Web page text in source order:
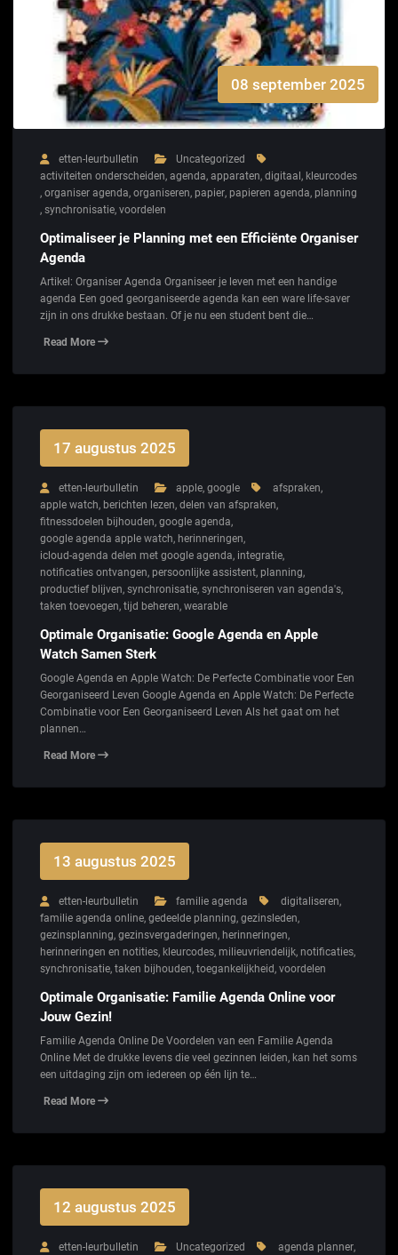
08 september 2025
etten-leurbulletin
Uncategorized
activiteiten onderscheiden, agenda, apparaten, digitaal , kleurcodes
, organiser agenda, organiseren, papier, papieren agenda, planning
, synchronisatie, voordelen
Optimaliseer je Planning met een Efficiënte Organiser
Agenda
Artikel: Organiser Agenda Organiseer je leven met een handige
agenda Een goed georganiseerde agenda kan een ware life-saver
zijn in ons drukke bestaan. Of je nu een student bent die…
Read More
17 augustus 2025
etten-leurbulletin apple, google afspraken,
apple watch, berichten lezen, delen van afspraken,
fitnessdoelen bijhouden, google agenda,
google agenda apple watch, herinneringen,
icloud-agenda delen met google agenda, integratie,
notificaties ontvangen, persoonlijke assistent, planning,
productief blijven, synchronisatie, synchroniseren van agenda's,
taken toevoegen, tijd beheren, wearable
Optimale Organisatie: Google Agenda en Apple
Watch Samen Sterk
Google Agenda en Apple Watch: De Perfecte Combinatie voor Een
Georganiseerd Leven Google Agenda en Apple Watch: De Perfecte
Combinatie voor Een Georganiseerd Leven Als het gaat om het
plannen…
Read More
13 augustus 2025
etten-leurbulletin familie agenda digitaliseren,
familie agenda online, gedeelde planning, gezinsleden,
gezinsplanning, gezinsvergaderingen, herinneringen,
herinneringen en notities, kleurcodes, milieuvriendelijk, notificaties,
synchronisatie, taken bijhouden, toegankelijkheid, voordelen
Optimale Organisatie: Familie Agenda Online voor
Jouw Gezin!
Familie Agenda Online De Voordelen van een Familie Agenda
Online Met de drukke levens die veel gezinnen leiden, kan het soms
een uitdaging zijn om iedereen op één lijn te…
Read More
12 augustus 2025
etten-leurbulletin Uncategorized agenda planner,